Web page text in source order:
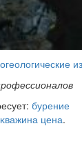
бурение
цена.